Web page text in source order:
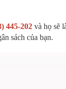
445-202 và họ sẽ
sách của bạn.